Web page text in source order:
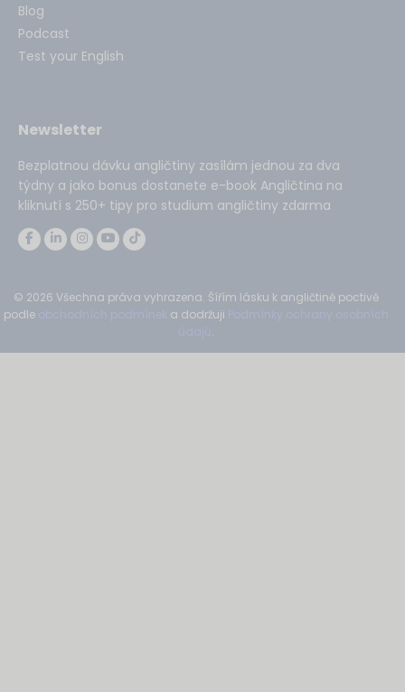
Blog
Podcast
Test your English
Newsletter
Bezplatnou dávku angličtiny zasílám jednou za dva
týdny a jako bonus dostanete e-book Angličtina na
kliknutí s 250+ tipy pro studium angličtiny zdarma
© 2026 Všechna práva vyhrazena. Šířím lásku k angličtině poctivě
podle obchodních podmínek a dodržuji Podmínky ochrany osobních
údajů.